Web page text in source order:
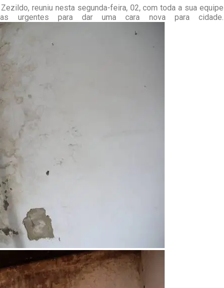
reuniu nesta segunda-feira, 02, com toda a sua equipe
urgentes para dar uma cara nova para cidade.